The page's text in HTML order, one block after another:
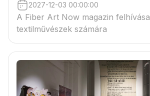
2027-12-03 00:00:00
A Fiber Art Now magazin felhívása
textilművészek számára